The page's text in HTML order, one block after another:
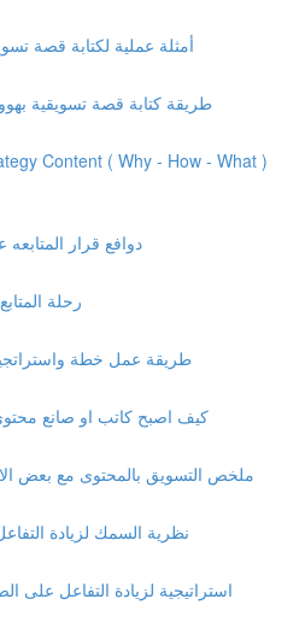
أمثلة عملية لكتابة قصة
طريقة كتابة قصة تسويقية بهووك
Content ( Why - How - What )
دوافع قرار المتابعه
رحلة
طريقة عمل خطة واستراتجية
كيف اصبح كاتب او صانع محتوى
ملخص التسويق بالمحتوى مع بعض
نظرية السمك لزيادة التفاعل و
استراتيجية لزيادة التفاعل على